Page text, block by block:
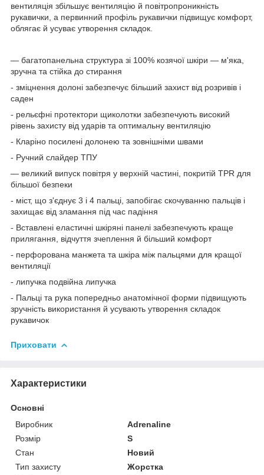
вентиляція збільшує вентиляцію й повітропроникність
рукавички, а первинний профіль рукавички підвищує комфорт,
облягає й усуває утворення складок.
— багатопанельна структура зі 100% козячої шкіри — м'яка,
зручна та стійка до стирання
- зміцнення долоні забезпечує більший захист від розривів і
саден
- рельєфні протектори щиколотки забезпечують високий
рівень захисту від ударів та оптимальну вентиляцію
- Кларіно посилені долонею та зовнішніми швами
- Ручний слайдер ТПУ
— великий випуск повітря у верхній частині, покритій TPR для
більшої безпеки
- міст, що з'єднує 3 і 4 пальці, запобігає скочуванню пальців і
захищає від зламання під час падіння
- Вставлені еластичні шкіряні панелі забезпечують краще
прилягання, відчуття зчеплення й більший комфорт
- перфорована манжета та шкіра між пальцями для кращої
вентиляції
- липучка подвійна липучка
- Пальці та рука попередньо анатомічної форми підвищують
зручність використання й усувають утворення складок
рукавичок
Приховати
Характеристики
Основні
Виробник
Adrenaline
Розмір
S
Стан
Новий
Тип захисту
Жорстка